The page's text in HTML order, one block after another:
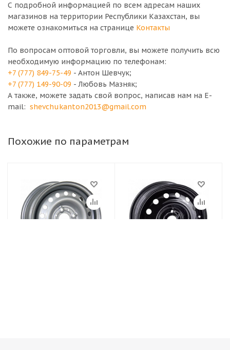
С подробной информацией по всем адресам наших
магазинов на территории Республики Казахстан, вы
можете ознакомиться на странице Контакты
По вопросам оптовой торговли, вы можете получить всю
необходимую информацию по телефонам:
+7 (777) 849-75-49 - Антон Шевчук;
+7 (777) 149-90-09 - Любовь Мазняк;
А также, можете задать свой вопрос, написав нам на E-
mail: shevchukanton2013@gmail.com
Похожие по параметрам